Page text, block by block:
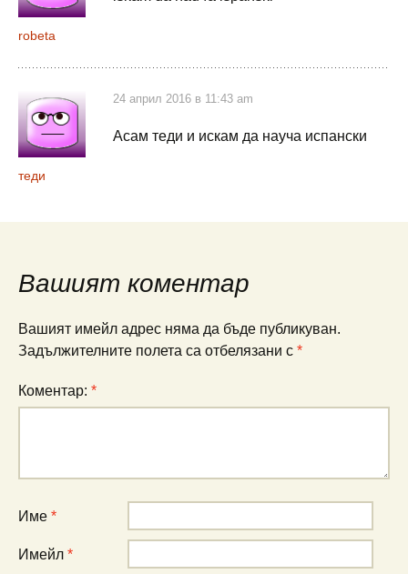
robeta
теди
24 април 2016 в 11:43 am
Асам теди и искам да науча испански
Вашият коментар
Вашият имейл адрес няма да бъде публикуван.
Задължителните полета са отбелязани с *
Коментар: *
Име *
Имейл *